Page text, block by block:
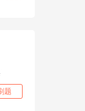
题